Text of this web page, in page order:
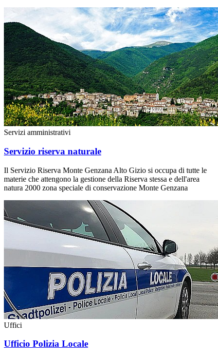
Servizi amministrativi
Servizio riserva naturale
Il Servizio Riserva Monte Genzana Alto Gizio si occupa di tutte le
materie che attengono la gestione della Riserva stessa e dell'area
natura 2000 zona speciale di conservazione Monte Genzana
Uffici
Ufficio Polizia Locale